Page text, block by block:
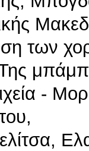
των
Της
-